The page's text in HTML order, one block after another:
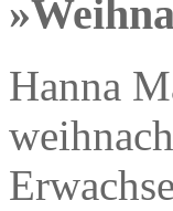
Hanna